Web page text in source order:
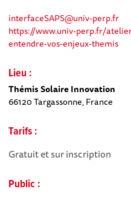
interfaceSAPS@univ-perp.fr
https://www.univ-perp.fr/
entendre-vos-enjeux-themis
Lieu :
Thémis Solaire Innovation
66120 Targassonne, France
Tarifs :
Gratuit et sur inscription
Public :